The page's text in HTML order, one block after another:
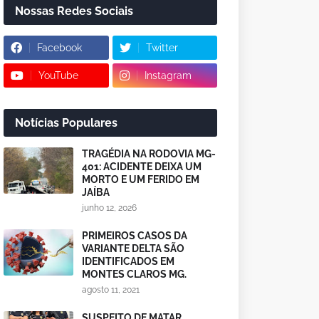
Nossas Redes Sociais
Facebook Twitter
YouTube Instagram
Notícias Populares
TRAGÉDIA NA RODOVIA MG-
401: ACIDENTE DEIXA UM
MORTO E UM FERIDO EM
JAÍBA
junho 12, 2026
PRIMEIROS CASOS DA
VARIANTE DELTA SÃO
IDENTIFICADOS EM
MONTES CLAROS MG.
agosto 11, 2021